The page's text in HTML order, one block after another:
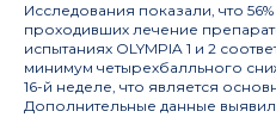
Исследования показали, что
проходивших лечение
испытаниях OLYMPIA 1 и 2
минимум четырехбалльного
16-й неделе, что является
Дополнительные данные
Совет Российской
наук